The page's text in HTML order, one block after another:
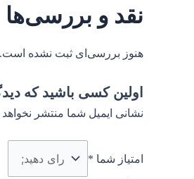
نقد و بررسی‌ها
هنوز بررسی‌ای ثبت نشده است.
اولین کسی باشید که
نشانی ایمیل شما منتشر
امتیاز شما *